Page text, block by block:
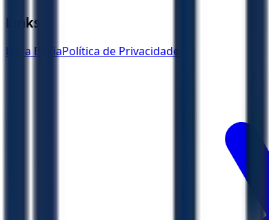
Links
Ler a BíbliaPolítica de Privacidade